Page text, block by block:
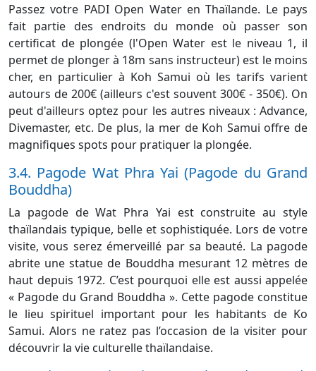
Passez votre PADI Open Water en Thaïlande. Le pays
fait partie des endroits du monde où passer son
certificat de plongée (l'Open Water est le niveau 1, il
permet de plonger à 18m sans instructeur) est le moins
cher, en particulier à Koh Samui où les tarifs varient
autours de 200€ (ailleurs c'est souvent 300€ - 350€). On
peut d'ailleurs optez pour les autres niveaux : Advance,
Divemaster, etc. De plus, la mer de Koh Samui offre de
magnifiques spots pour pratiquer la plongée.
3.4. Pagode Wat Phra Yai (Pagode du Grand
Bouddha)
La pagode de Wat Phra Yai est construite au style
thaïlandais typique, belle et sophistiquée. Lors de votre
visite, vous serez émerveillé par sa beauté. La pagode
abrite une statue de Bouddha mesurant 12 mètres de
haut depuis 1972. C’est pourquoi elle est aussi appelée
« Pagode du Grand Bouddha ». Cette pagode constitue
le lieu spirituel important pour les habitants de Ko
Samui. Alors ne ratez pas l’occasion de la visiter pour
découvrir la vie culturelle thaïlandaise.